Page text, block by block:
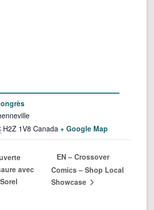
H2Z 1V8 Canada + Google Map
avec
EN – Crossover
Comics – Shop Local
Showcase